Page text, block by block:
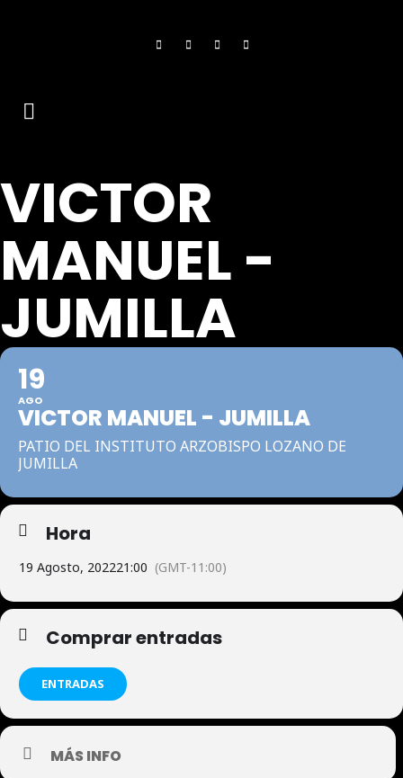
VICTOR
MANUEL -
JUMILLA
19
AGO
VICTOR MANUEL - JUMILLA
PATIO DEL INSTITUTO ARZOBISPO LOZANO DE
JUMILLA
Hora
19 Agosto, 202221:00 (GMT-11:00)
Comprar entradas
ENTRADAS
MÁS INFO